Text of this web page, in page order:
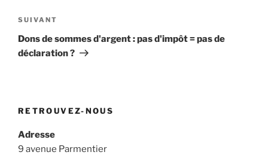
Article
suivant
SUIVANT
Dons de sommes d'argent : pas d'impôt = pas de
déclaration ?
RETROUVEZ-NOUS
Adresse
9 avenue Parmentier